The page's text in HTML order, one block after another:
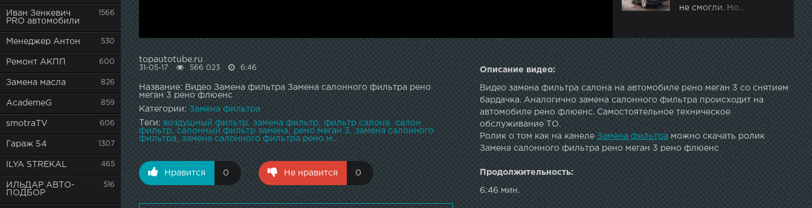
Иван Зенкевич
PRO автомобили
1566
Менеджер Антон 530
Ремонт АКПП 600
Замена масла 826
AcademeG 859
smotraTV 606
Гараж 54 1307
ILYA STREKAL 465
ИЛЬДАР АВТО-
ПОДБОР
516
не смогли. Но…
topautotube.ru
Описание видео:
Видео замена фильтра салона на автомобиле рено меган 3 со снятием
бардачка. Аналогично замена салонного фильтра происходит на
автомобиле рено флюенс. Самостоятельное техническое
обслуживание ТО.
Ролик о том как на канелеЗамена фильтра можно скачать ролик
Замена салонного фильтра рено меган 3 рено флюенс
Продолжительность:
6:46 мин.
31-05-17 566 023 6:46
Название: Видео Замена фильтра Замена салонного фильтра рено
меган 3 рено флюенс
Категории:Замена фильтра
Теги:воздушный фильтр замена фильтр фильтр салона
салон
фильтр
салонный фильтр замена рено меган 3
замена салонного
фильтра
замена салонного фильтра рено м...
Нравится 0 Не нравится 0